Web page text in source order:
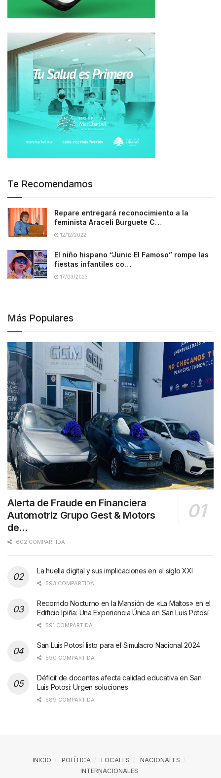
Te Recomendamos
Repare entregará reconocimiento a la
feminista Araceli Burguete C…
12/12/2022
El niño hispano “Junic El Famoso” rompe las
fiestas infantiles co…
17/03/2023
Más Populares
Alerta de Fraude en Financiera
Automotriz Grupo Gest & Motors
de…
602 COMPARTIDA
La huella digital y sus implicaciones en el siglo XXI
593 COMPARTIDA
Recorrido Nocturno en la Mansión de «La Maltos» en el
Edificio Ipiña: Una Experiencia Única en San Luis Potosí
591 COMPARTIDA
San Luis Potosí listo para el Simulacro Nacional 2024
590 COMPARTIDA
Déficit de docentes afecta calidad educativa en San
Luis Potosí: Urgen soluciones
589 COMPARTIDA
INICIO POLÍTICA LOCALES
NACIONALES
INTERNACIONALES